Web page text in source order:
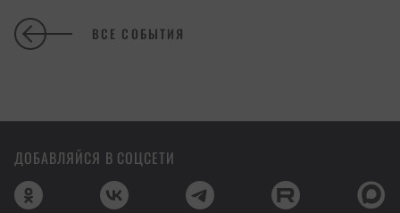
ВСЕ СОБЫТИЯ
ДОБАВЛЯЙСЯ В СОЦСЕТИ